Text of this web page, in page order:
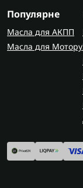
оскільки
моделях з
AUTOSHIFT
замовлення
діагностику
повною
Популярне
Масла для АКПП
Масла для Мотору